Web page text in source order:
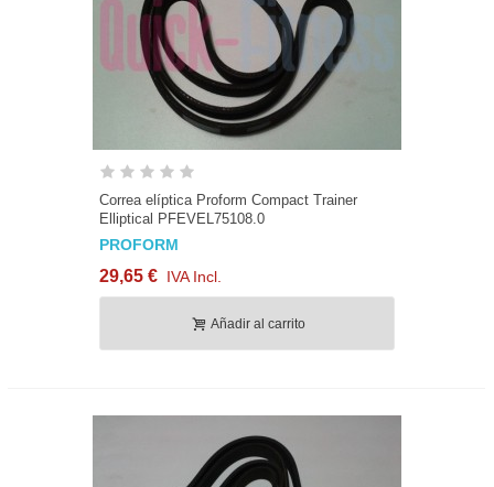
Correa elíptica Proform Compact Trainer
Elliptical PFEVEL75108.0
PROFORM
29,65 € IVA Incl.
Añadir al carrito